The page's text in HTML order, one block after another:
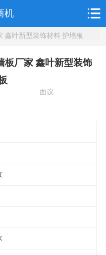
机
鑫叶新型装饰材料 护墙板
板厂家 鑫叶新型装饰
面议